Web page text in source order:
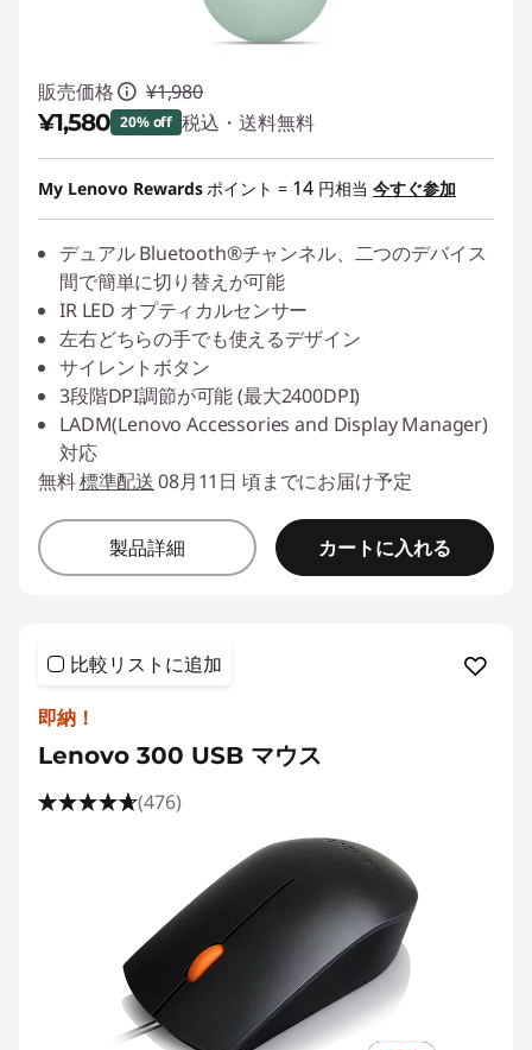
販売価格 ¥1,980
¥1,580 20% off 税込・送料無料
特別割引 :-¥400
My Lenovo Rewardsポイント = 14 円相当 今すぐ参加
デュアル Bluetooth®チャンネル、二つのデバイス
間で簡単に切り替えが可能
IR LED オプティカルセンサー
左右どちらの手でも使えるデザイン
サイレントボタン
3段階DPI調節が可能 (最大2400DPI)
LADM(Lenovo Accessories and Display Manager)
対応
無料標準配送08月11日 頃までにお届け予定
製品詳細 カートに入れる
比較リストに追加
即納！
Lenovo 300 USB マウス
(476)